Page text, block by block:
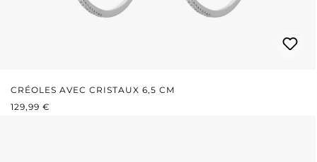
CRÉOLES AVEC CRISTAUX 6,5 CM
PRIX RÉGULIER :
129,99 €